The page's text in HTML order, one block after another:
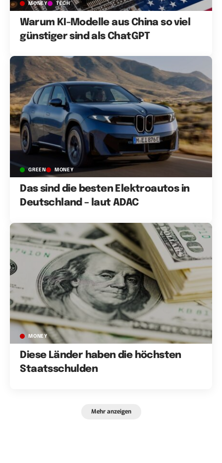
MONEY TECH
Warum KI-Modelle aus China so viel
günstiger sind als ChatGPT
GREEN MONEY
Das sind die besten Elektroautos in
Deutschland – laut ADAC
MONEY
Diese Länder haben die höchsten
Staatsschulden
Mehr anzeigen